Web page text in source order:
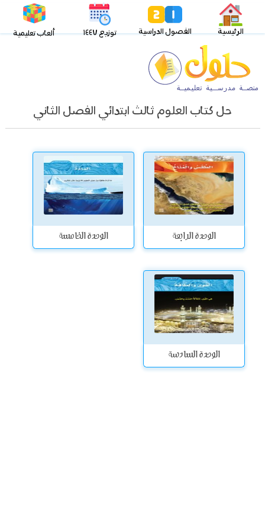
الرئيسية الفصول الدراسية توزيع ١٤٤٧ ألعاب تعليمية
حل كتاب العلوم ثالث ابتدائي الفصل الثاني
الوحدة الرابعة الوحدة الخامسة
الوحدة السادسة